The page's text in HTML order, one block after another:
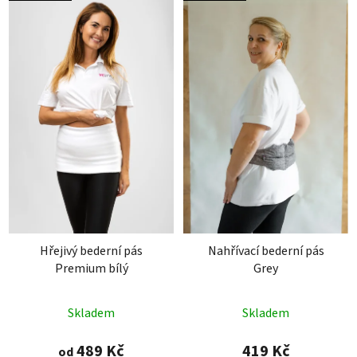
Hřejivý bederní pás
Premium bílý
hodnocení
produktu
Skladem
od489 Kč
Nahřívací bederní pás
Grey
hodnocení
produktu
Skladem
419 Kč